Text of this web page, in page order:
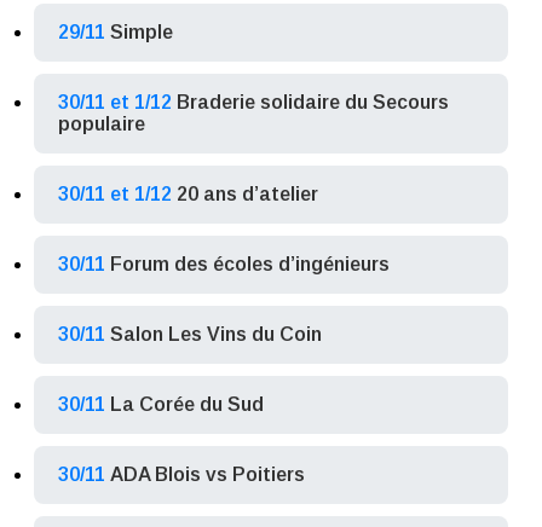
29/11 Simple
30/11 et 1/12 Braderie solidaire du Secours
populaire
30/11 et 1/12 20 ans d’atelier
30/11 Forum des écoles d’ingénieurs
30/11 Salon Les Vins du Coin
30/11 La Corée du Sud
30/11 ADA Blois vs Poitiers